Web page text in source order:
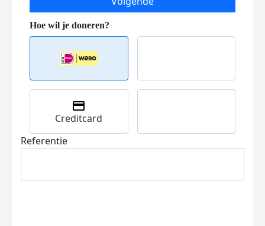
Creditcard
Referentie